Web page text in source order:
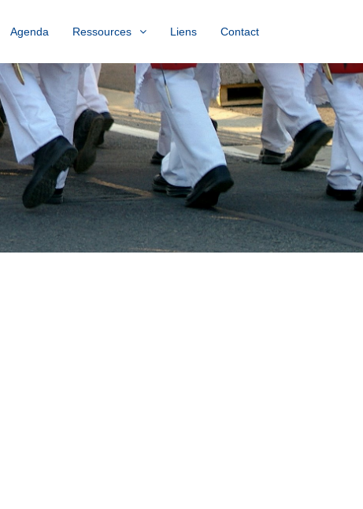
Agenda Ressources Liens Contact